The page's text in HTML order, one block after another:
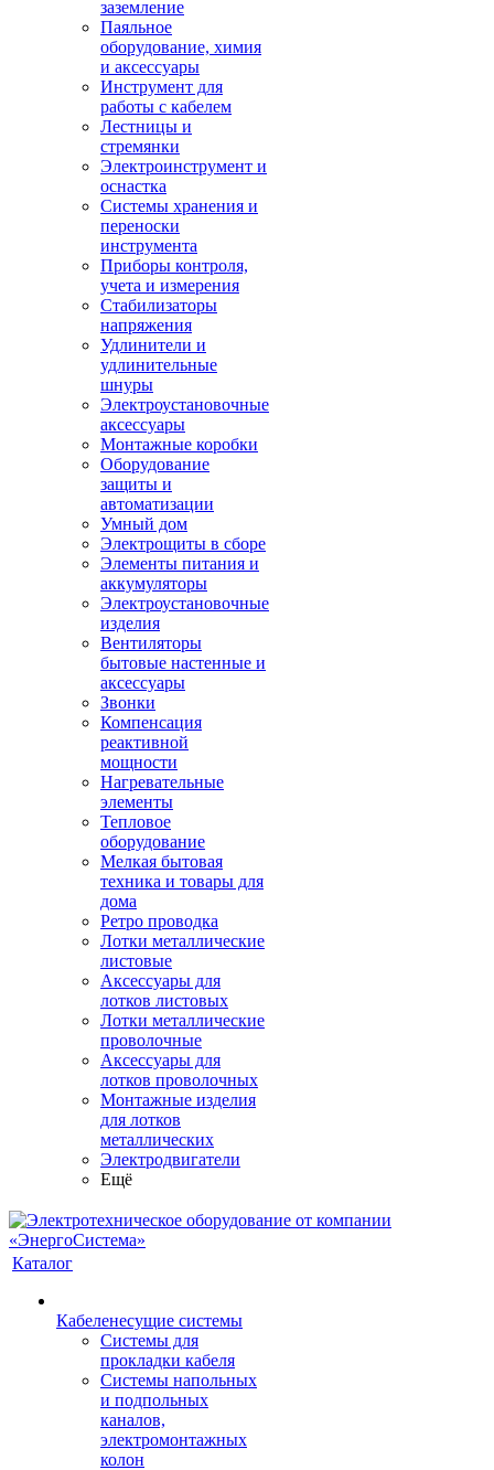
заземление
Паяльное
оборудование, химия
и аксессуары
Инструмент для
работы с кабелем
Лестницы и
стремянки
Электроинструмент и
оснастка
Системы хранения и
переноски
инструмента
Приборы контроля,
учета и измерения
Стабилизаторы
напряжения
Удлинители и
удлинительные
шнуры
Электроустановочные
аксессуары
Монтажные коробки
Оборудование
защиты и
автоматизации
Умный дом
Электрощиты в сборе
Элементы питания и
аккумуляторы
Электроустановочные
изделия
Вентиляторы
бытовые настенные и
аксессуары
Звонки
Компенсация
реактивной
мощности
Нагревательные
элементы
Тепловое
оборудование
Мелкая бытовая
техника и товары для
дома
Ретро проводка
Лотки металлические
листовые
Аксессуары для
лотков листовых
Лотки металлические
проволочные
Аксессуары для
лотков проволочных
Монтажные изделия
для лотков
металлических
Электродвигатели
Ещё
Каталог
Кабеленесущие системы
Системы для
прокладки кабеля
Системы напольных
и подпольных
каналов,
электромонтажных
колон